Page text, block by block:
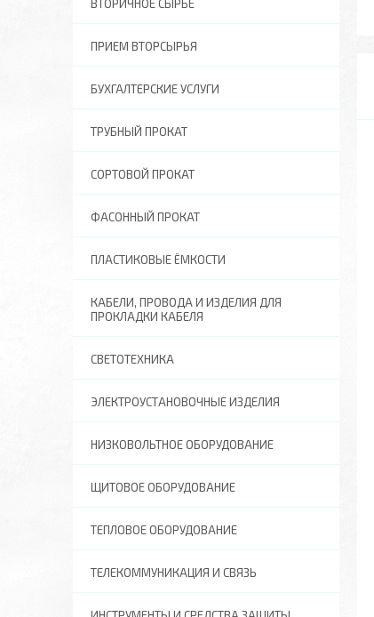
ВТОРИЧНОЕ СЫРЬЕ
ПРИЕМ ВТОРСЫРЬЯ
БУХГАЛТЕРСКИЕ УСЛУГИ
ТРУБНЫЙ ПРОКАТ
СОРТОВОЙ ПРОКАТ
ФАСОННЫЙ ПРОКАТ
ПЛАСТИКОВЫЕ ЁМКОСТИ
КАБЕЛИ, ПРОВОДА И ИЗДЕЛИЯ ДЛЯ
ПРОКЛАДКИ КАБЕЛЯ
СВЕТОТЕХНИКА
ЭЛЕКТРОУСТАНОВОЧНЫЕ ИЗДЕЛИЯ
НИЗКОВОЛЬТНОЕ ОБОРУДОВАНИЕ
ЩИТОВОЕ ОБОРУДОВАНИЕ
ТЕПЛОВОЕ ОБОРУДОВАНИЕ
ТЕЛЕКОММУНИКАЦИЯ И СВЯЗЬ